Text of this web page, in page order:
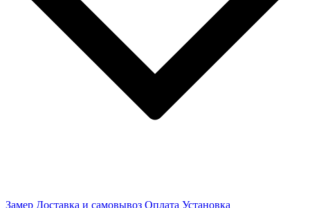
Замер Доставка и самовывоз Оплата Установка